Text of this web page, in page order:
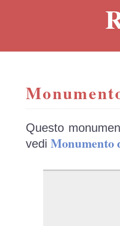
Questo
vedi Monumento